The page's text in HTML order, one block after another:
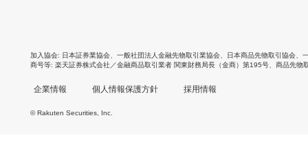
加入協会 日本証券業協会 一般社団法人金融先物取引業協会 日本商品先物取引協会
商号等 楽天証券株式会社／金融商品取引業者 関東財務局長（金商）第195号、商品先物
企業情報 個人情報保護方針 採用情報
© Rakuten Securities, Inc.